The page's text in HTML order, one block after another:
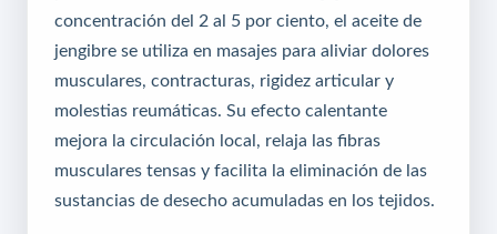
concentración del 2 al 5 por ciento, el aceite de
jengibre se utiliza en masajes para aliviar dolores
musculares, contracturas, rigidez articular y
molestias reumáticas. Su efecto calentante
mejora la circulación local, relaja las fibras
musculares tensas y facilita la eliminación de las
sustancias de desecho acumuladas en los tejidos.